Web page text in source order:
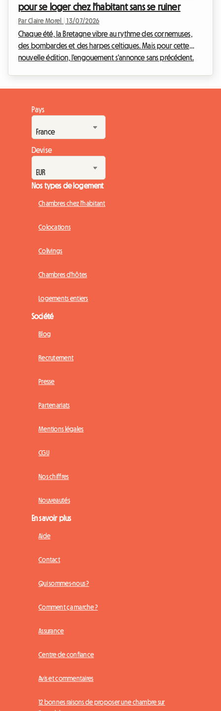
pour se loger chez l'habitant sans se ruiner
Par Claire Morel 13/07/2026
Chaque été, la Bretagne vibre au rythme des cornemuses,
des bombardes et des harpes celtiques. Mais pour cette
nouvelle édition, l'engouement s'annonce sans précédent.
Lorient 2026 s'apprête à recevoir des centaines de milliers
de passionnés venus du monde entier. Face à cette affluence
massive, une question crucia...
Pays
Devise
Nos types de logement
Chambres chez l'habitant
Colocations
Colivings
Chambres d'hôtes
Logements entiers
Société
Blog
Recrutement
Presse
Partenariats
Mentions légales
CGU
Nos chiffres
Nouveautés
En savoir plus
Aide
Contact
Qui sommes-nous ?
Comment ça marche ?
Assurance
Centre de confiance
Avis et commentaires
12 bonnes raisons de proposer une chambre sur